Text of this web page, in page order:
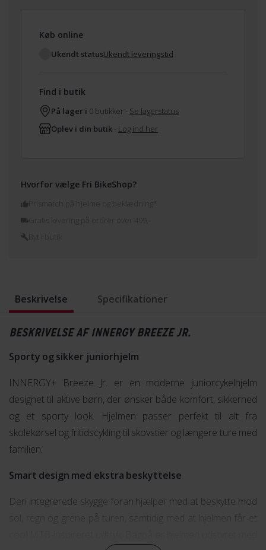
Køb online
Ukendt statusUkendt leveringstid
Find i butik
På lager i 0 butikker - Se lagerstatus
Oplev i din butik - Log ind her
Hvorfor vælge Fri BikeShop?
Prismatch på hjelme og beklædning*
Beskrivelse Specifikationer
BESKRIVELSE AF INNERGY BREEZE JR.
Sporty og sikker juniorhjelm
INNERGY+ Breeze Jr. er en moderne juniorcykelhjelm
designet til aktive børn, der ønsker både komfort, sikkerhed
og et sporty look. Hjelmen passer perfekt til alt fra
skolekørsel og fritidscykling til skovstier og længere ture med
familien.
Smart design med ekstra beskyttelse
Den integrerede skygge foran hjælper med at beskytte mod
sol, regn og grene på turen, samtidig med at hjelmen får et